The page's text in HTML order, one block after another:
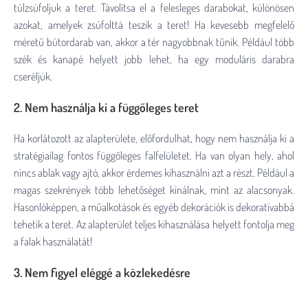
túlzsúfoljuk a teret. Távolítsa el a felesleges darabokat, különösen
azokat, amelyek zsúfolttá teszik a teret! Ha kevesebb megfelelő
méretű bútordarab van, akkor a tér nagyobbnak tűnik. Például több
szék és kanapé helyett jobb lehet, ha egy moduláris darabra
cseréljük.
2. Nem használja ki a függőleges teret
Ha korlátozott az alapterülete, előfordulhat, hogy nem használja ki a
stratégiailag fontos függőleges falfelületet. Ha van olyan hely, ahol
nincs ablak vagy ajtó, akkor érdemes kihasználni azt a részt. Például a
magas szekrények több lehetőséget kínálnak, mint az alacsonyak.
Hasonlóképpen, a műalkotások és egyéb dekorációk is dekoratívabbá
tehetik a teret. Az alapterület teljes kihasználása helyett fontolja meg
a falak használatát!
3. Nem figyel eléggé a közlekedésre